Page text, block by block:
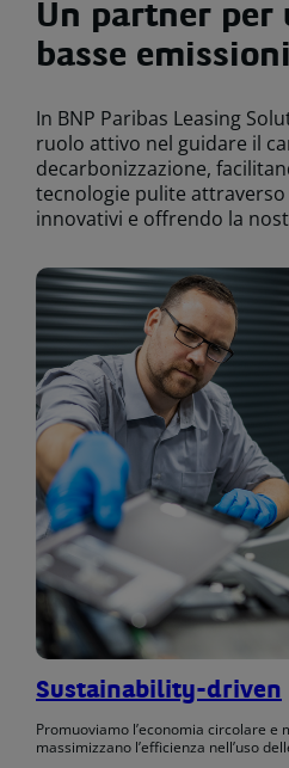
Un partner per
basse
In BNP Paribas Leasing
ruolo attivo nel guidare il
decarbonizzazione,
tecnologie pulite
innovativi e offrendo la
Sustainability-driven
Promuoviamo l’economia circolare e
massimizzano l’efficienza nell’uso